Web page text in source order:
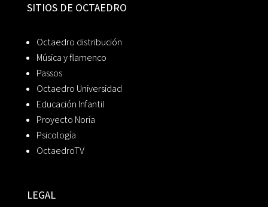
SITIOS DE OCTAEDRO
Octaedro distribución
Música y flamenco
Passos
Octaedro Universidad
Educación Infantil
Proyecto Noria
Psicología
OctaedroTV
LEGAL